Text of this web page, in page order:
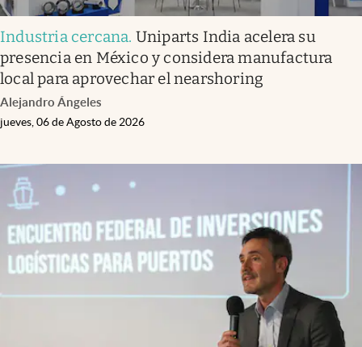
El Cronista Studio
Mediakit
abre en nueva pestaña
Argentina
Industria cercana. Uniparts India acelera su
presencia en México y considera manufactura
local para aprovechar el nearshoring
Alejandro Ángeles
jueves, 06 de Agosto de 2026